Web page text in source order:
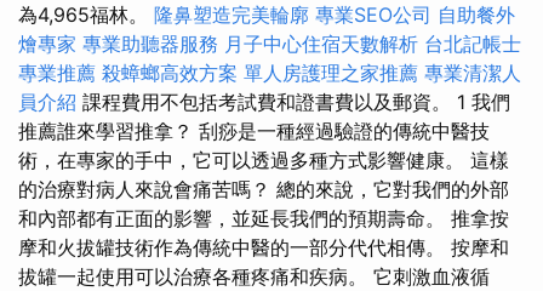
為4,965福林。 隆鼻塑造完美輪廓 專業SEO公司 自助餐外
燴專家 專業助聽器服務 月子中心住宿天數解析 台北記帳士
專業推薦 殺蟑螂高效方案 單人房護理之家推薦 專業清潔人
員介紹 課程費用不包括考試費和證書費以及郵資。 1 我們
推薦誰來學習推拿？ 刮痧是一種經過驗證的傳統中醫技
術，在專家的手中，它可以透過多種方式影響健康。 這樣
的治療對病人來說會痛苦嗎？ 總的來說，它對我們的外部
和內部都有正面的影響，並延長我們的預期壽命。 推拿按
摩和火拔罐技術作為傳統中醫的一部分代代相傳。 按摩和
拔罐一起使用可以治療各種疼痛和疾病。 它刺激血液循